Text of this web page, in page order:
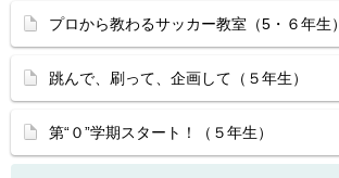
プロから教わるサッカー教室（5・６年生）
跳んで、刷って、企画して（５年生）
第“０”学期スタート！（５年生）